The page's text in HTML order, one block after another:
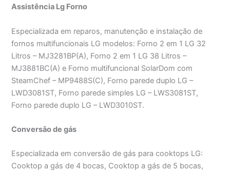
Assistência Lg Forno
Especializada em reparos, manutenção e instalação de
fornos multifuncionais LG modelos: Forno 2 em 1 LG 32
Litros – MJ3281BP(A), Forno 2 em 1 LG 38 Litros –
MJ3881BC(A) e Forno multifuncional SolarDom com
SteamChef – MP9488S(C), Forno parede duplo LG –
LWD3081ST, Forno parede simples LG – LWS3081ST,
Forno parede duplo LG – LWD3010ST.
Conversão de gás
Especializada em conversão de gás para cooktops LG:
Cooktop a gás de 4 bocas, Cooktop a gás de 5 bocas,